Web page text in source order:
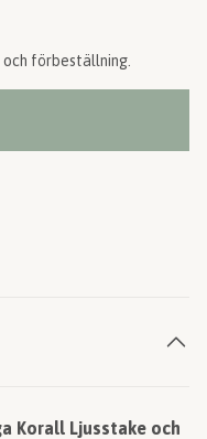
förbeställning.
Korall Ljusstake och